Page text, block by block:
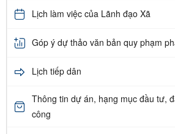
Lịch làm việc của Lãnh đạo Xã
Góp ý dự thảo văn bản quy phạm
Lịch tiếp dân
Thông tin dự án, hạng mục đầu tư,
công